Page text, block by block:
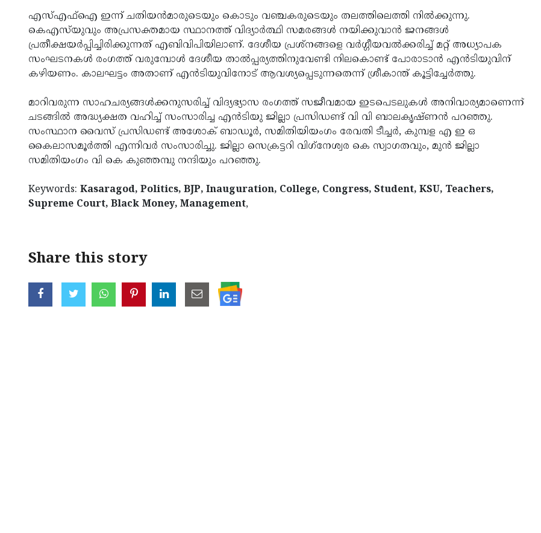
എസ്എഫ്‌ഐ ഇന്ന് ചതിയന്‍മാരുടെയും കൊടും വഞ്ചകരുടെയും തലത്തിലെത്തി നില്‍ക്കുന്നു.
കെഎസ്‌യുവും അപ്രസക്തമായ സ്ഥാനത്ത് വിദ്യാര്‍ത്ഥി സമരങ്ങള്‍ നയിക്കുവാന്‍ ജനങ്ങള്‍
പ്രതീക്ഷയര്‍പ്പിച്ചിരിക്കുന്നത് എബിവിപിയിലാണ്. ദേശീയ പ്രശ്‌നങ്ങളെ വര്‍ഗ്ഗീയവല്‍ക്കരിച്ച് മറ്റ് അധ്യാപക
സംഘടനകള്‍ രംഗത്ത് വരുമ്പോള്‍ ദേശീയ താല്‍പ്പര്യത്തിനുവേണ്ടി നിലകൊണ്ട് പോരാടാന്‍ എന്‍ടിയുവിന്
കഴിയണം. കാലഘട്ടം അതാണ് എന്‍ടിയുവിനോട് ആവശ്യപ്പെടുന്നതെന്ന് ശ്രീകാന്ത് കൂട്ടിച്ചേര്‍ത്തു.
മാറിവരുന്ന സാഹചര്യങ്ങള്‍ക്കനുസരിച്ച് വിദ്യഭ്യാസ രംഗത്ത് സജീവമായ ഇടപെടലുകള്‍ അനിവാര്യമാണെന്ന്
ചടങ്ങില്‍ അദ്ധ്യക്ഷത വഹിച്ച് സംസാരിച്ച എന്‍ടിയു ജില്ലാ പ്രസിഡണ്ട് വി വി ബാലകൃഷ്ണന്‍ പറഞ്ഞു.
സംസ്ഥാന വൈസ് പ്രസിഡണ്ട് അശോക് ബാഡൂര്‍, സമിതിയിയംഗം രേവതി ടീച്ചര്‍, കുമ്പള എ ഇ ഒ
കൈലാസമൂര്‍ത്തി എന്നിവര്‍ സംസാരിച്ചു. ജില്ലാ സെക്രട്ടറി വിഗ്‌നേശ്വര കെ സ്വാഗതവും, മുന്‍ ജില്ലാ
സമിതിയംഗം വി കെ കുഞ്ഞമ്പു നന്ദിയും പറഞ്ഞു.
Keywords: Kasaragod, Politics, BJP, Inauguration, College, Congress, Student, KSU, Teachers,
Supreme Court, Black Money, Management,
Share this story